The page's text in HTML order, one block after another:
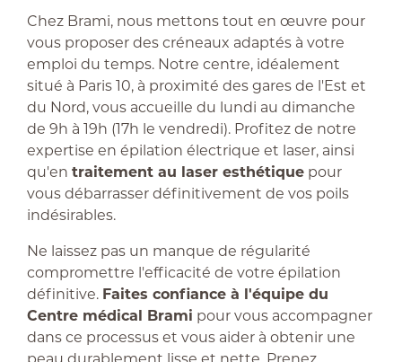
Chez Brami, nous mettons tout en œuvre pour
vous proposer des créneaux adaptés à votre
emploi du temps. Notre centre, idéalement
situé à Paris 10, à proximité des gares de l'Est et
du Nord, vous accueille du lundi au dimanche
de 9h à 19h (17h le vendredi). Profitez de notre
expertise en épilation électrique et laser, ainsi
qu'en traitement au laser esthétiquepour
vous débarrasser définitivement de vos poils
indésirables.
Ne laissez pas un manque de régularité
compromettre l'efficacité de votre épilation
définitive. Faites confiance à l'équipe du
Centre médical Brami pour vous accompagner
dans ce processus et vous aider à obtenir une